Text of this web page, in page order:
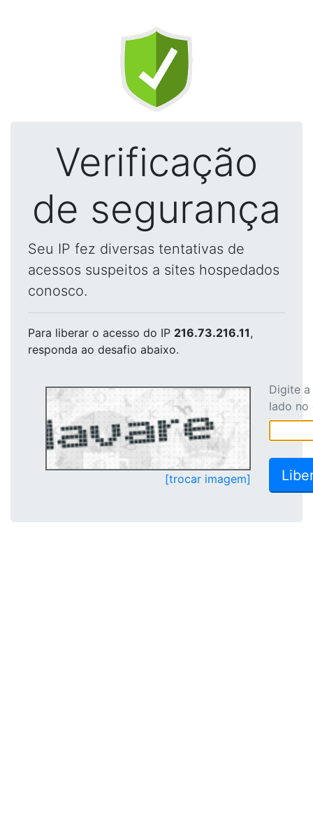
Verificação
de segurança
Seu IP fez diversas tentativas de
acessos suspeitos a sites hospedados
conosco.
Para liberar o acesso do IP 216.73.216.11,
responda ao desafio abaixo.
[trocar imagem]
Digite
lado no